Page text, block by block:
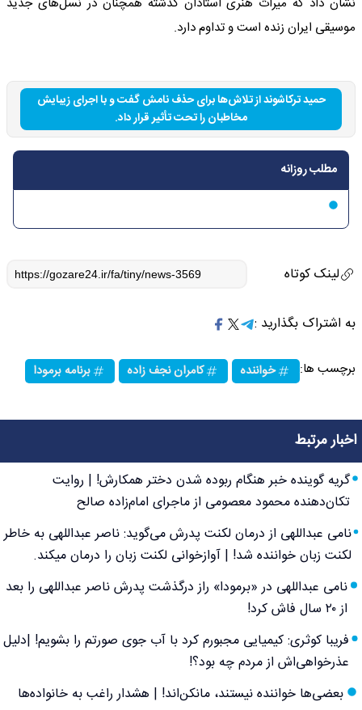
موسیقی ایران زنده است و تداوم دارد.
حمید ترکاشوند از تلاش‌ها برای حذف نامش گفت و با اجرای زیبایش
مخاطبان را تحت تأثیر قرار داد.
مطلب روزانه
لینک کوتاه
به اشتراک بگذارید :
برچسب ها: خواننده کامران نجف زاده برنامه برمودا
اخبار مرتبط
گریه گوینده خبر هنگام ربوده شدن دختر همکارش! | روایت
تکان‌دهنده محمود معصومی از ماجرای امام‌زاده صالح
نامی عبداللهی از درمان لکنت پدرش می‌گوید: ناصر عبداللهی به خاطر
لکنت زبان خواننده شد! | آوازخوانی لکنت زبان را درمان میکند.
نامی عبداللهی در «برمودا» راز درگذشت پدرش ناصر عبداللهی را بعد
از ۲۰ سال فاش کرد!
فریبا کوثری: کیمیایی مجبورم کرد با آب جوی صورتم را بشویم! |دلیل
عذرخواهی‌اش از مردم چه بود؟!
بعضی‌ها خواننده نیستند، مانکن‌اند! | هشدار راغب به خانواده‌ها